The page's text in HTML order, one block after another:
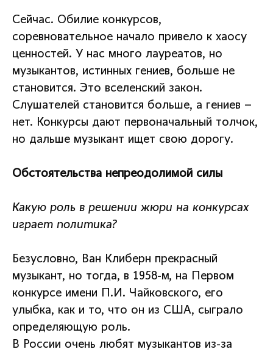
Сейчас. Обилие конкурсов,
соревновательное начало привело к хаосу
ценностей. У нас много лауреатов, но
музыкантов, истинных гениев, больше не
становится. Это вселенский закон.
Слушателей становится больше, а гениев –
нет. Конкурсы дают первоначальный толчок,
но дальше музыкант ищет свою дорогу.
Обстоятельства непреодолимой силы
Какую роль в решении жюри на конкурсах
играет политика?
Безусловно, Ван Клиберн прекрасный
музыкант, но тогда, в 1958-м, на Первом
конкурсе имени П.И. Чайковского, его
улыбка, как и то, что он из США, сыграло
определяющую роль.
В России очень любят музыкантов из-за